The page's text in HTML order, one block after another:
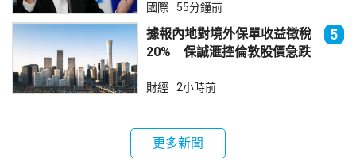
國際 55分鐘前
據報內地對境外保單收益徵稅
20% 保誠滙控倫敦股價急跌
5
財經 2小時前
更多新聞